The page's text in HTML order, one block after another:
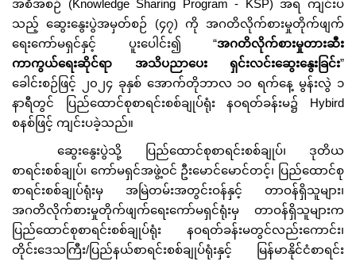
အစီအစဉ် (Knowledge Sharing Program - KSP) အရ ကျင်းပ
သည့် ဆွေးနွေးပွဲအမှတ်စဉ် (၄၇) ကို အဂတိလိုက်စားမှုတိုက်ဖျက်
ရေးကော်မရှင်နှင့် ပူးပေါင်း၍ “အဂတိလိုက်စားမှုတားဆီး
ကာကွယ်ရေးဆိုင်ရာ အသိပညာပေး ရှင်းလင်းဆွေးနွေးခြင်း”
ခေါင်းစဉ်ဖြင့် ၂၀၂၄ ခုနှစ် အောက်တိုဘာလ ၁၀ ရက်နေ့ မွန်းလွဲ ၁
နာရီတွင် ပြည်ထောင်စုစာရင်းစစ်ချုပ်ရုံး နဝရတ်ခန်းမ၌ Hybird
စနစ်ဖြင့် ကျင်းပခဲ့သည်။
ဆွေးနွေးပွဲသို့ ပြည်ထောင်စုစာရင်းစစ်ချုပ်၊ ဒုတိယ
စာရင်းစစ်ချုပ်၊ ကော်မရှင်အဖွဲ့ဝင် ဦးမောင်မောင်တင့်၊ ပြည်ထောင်စု
စာရင်းစစ်ချုပ်ရုံးမှ အမြဲတမ်းအတွင်းဝန်နှင့် တာဝန်ရှိသူများ၊
အဂတိလိုက်စားမှုတိုက်ဖျက်ရေးကော်မရှင်ရုံးမှ တာဝန်ရှိသူများက
ပြည်‌ထောင်စုစာရင်းစစ်ချုပ်ရုံး နဝရတ်ခန်းမတွင်လည်းကောင်း၊
တိုင်းဒေသကြီး/ပြည်နယ်စာရင်းစစ်ချုပ်ရုံးနှင့် မြန်မာနိုင်ငံစာရင်း